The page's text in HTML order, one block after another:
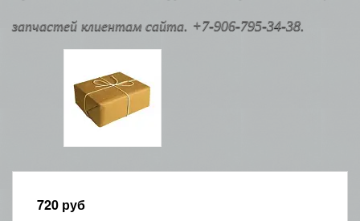
запчастей клиентам сайта. +7-906-795-34-38.
720 руб